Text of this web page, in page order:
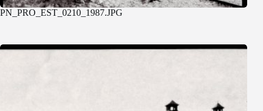
PN_PRO_EST_0210_1987.JPG